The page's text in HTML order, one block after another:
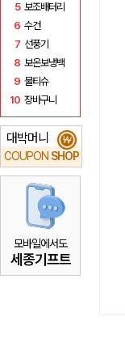
5 보조배터리
6 수건
7 선풍기
8 보온보냉백
9 물티슈
10 장바구니
대박머니
COUPON SHOP
₩
모바일에서도
세종기프트